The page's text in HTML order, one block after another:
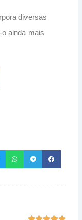
diversas
ainda mais